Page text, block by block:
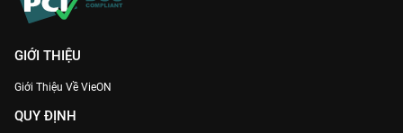
GIỚI THIỆU
Giới Thiệu Về VieON
QUY ĐỊNH